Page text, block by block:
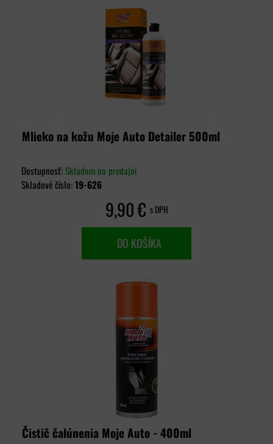
Mlieko na kožu Moje Auto Detailer 500ml
Dostupnosť:Skladom na predajni
Skladové číslo:19-626
9,90 € s DPH
DO KOŠÍKA
Čistič čalúnenia Moje Auto - 400ml